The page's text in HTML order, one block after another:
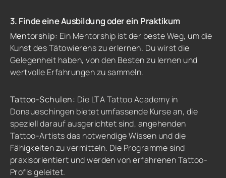
3. Finde eine Ausbildung oder ein Praktikum
Mentorship: Ein Mentorship ist der beste Weg, um die
Kunst des Tätowierens zu erlernen. Du wirst die
Gelegenheit haben, von den Besten zu lernen und
wertvolle Erfahrungen zu sammeln.
Tattoo-Schulen: Die LTA Tattoo Academy in
Donaueschingen bietet umfassende Kurse an, die
speziell darauf ausgerichtet sind, angehenden
Tattoo-Artists das notwendige Wissen und die
Fähigkeiten zu vermitteln. Die Programme sind
praxisorientiert und werden von erfahrenen Tattoo-
Profis geleitet.